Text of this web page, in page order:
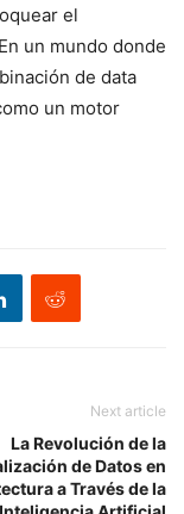
el
un mundo donde
de data
un motor
Next article
La Revolución de la
de Datos en
a Través de la